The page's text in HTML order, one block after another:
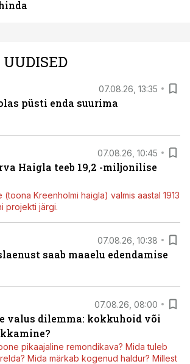
07.08.26, 13:35
püsti enda suurima
07.08.26, 10:45
Haigla teeb 19,2 -miljonilise
Kreenholmi haigla) valmis aastal 1913
projekti järgi.
07.08.26, 10:38
saab maaelu edendamise
07.08.26, 08:00
valus dilemma: kokkuhoid või
pikaajaline remondikava? Mida tuleb
Mida märkab kogenud haldur? Millest